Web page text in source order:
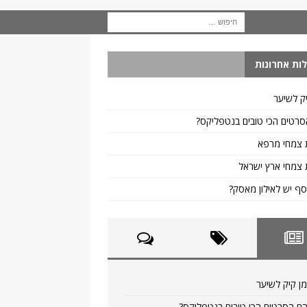
אחרונות
לשיער
הכי טובים בנטפליקס?
צמחי מרפא
צמחי ארץ ישראל
יש לאילון מאסק?
קיק לשיער